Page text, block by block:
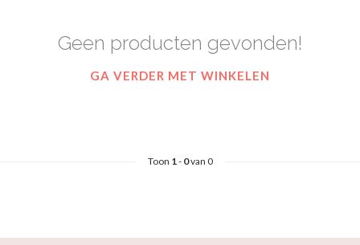
Geen producten gevonden!
GA VERDER MET WINKELEN
Toon 1- 0van 0